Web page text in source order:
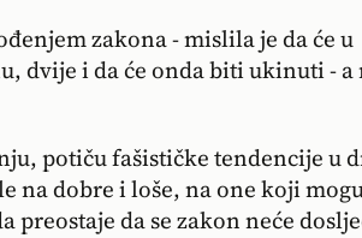
zakona - mislila je da će u
dvije i da će onda biti ukinuti - a
potiču fašističke tendencije u
na dobre i loše, na one koji
preostaje da se zakon neće